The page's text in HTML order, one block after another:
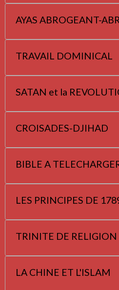
AYAS ABROGEANT-
TRAVAIL DOMINICAL
SATAN et la
CROISADES-DJIHAD
BIBLE A
LES PRINCIPES DE
TRINITE DE RELIGION
LA CHINE ET L'ISLAM